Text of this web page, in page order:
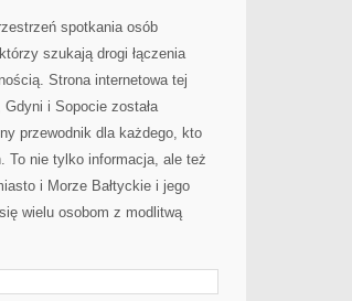
PÓŁWYSPY
spotkania osób
szukają drogi łączenia
Strona internetowa tej
i Sopocie została
przewodnik dla każdego, kto
To nie tylko informacja, ale też
i Morze Bałtyckie i jego
wielu osobom z modlitwą